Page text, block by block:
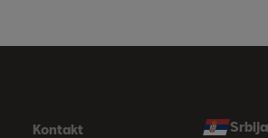
Kontakt Srbija